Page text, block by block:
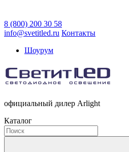
8 (800) 200 30 58
info@svetitled.ru Контакты
Шоурум
официальный дилер Arlight
Каталог